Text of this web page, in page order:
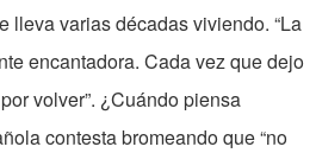
lleva varias décadas viviendo. “La
encantadora. Cada vez que dejo
volver”. ¿Cuándo piensa
contesta bromeando que “no